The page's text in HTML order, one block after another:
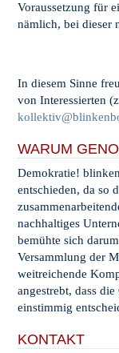
Voraussetzung für
nämlich, bei dieser
In diesem Sinne
von Interessierten
WARUM
Demokratie!
entschieden, da so
nachhaltiges
bemühte sich
Versammlung der
weitreichende
angestrebt, dass
einstimmig
KONTAKT